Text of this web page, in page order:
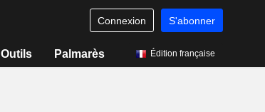
Connexion S'abonner
Outils Palmarès Édition française